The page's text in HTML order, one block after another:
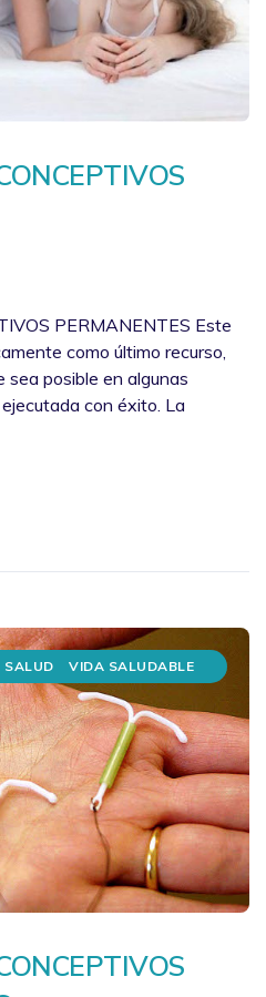
PERMANENTES Este
como último recurso,
sea posible en algunas
con éxito. La
SALUD VIDA SALUDABLE